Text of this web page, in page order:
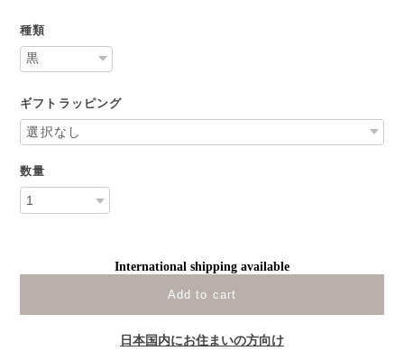
種類
ギフトラッピング
数量
International shipping available
Add to cart
日本国内にお住まいの方向け